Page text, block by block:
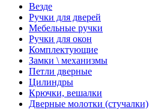
Везде
Ручки для дверей
Мебельные ручки
Ручки для окон
Комплектующие
Замки \ механизмы
Петли дверные
Цилиндры
Крючки, вешалки
Дверные молотки (стучалки)